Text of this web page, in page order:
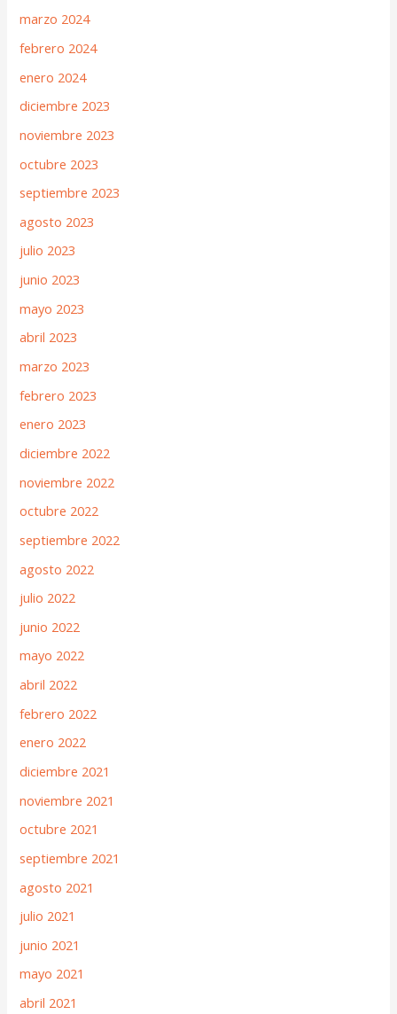
marzo 2024
febrero 2024
enero 2024
diciembre 2023
noviembre 2023
octubre 2023
septiembre 2023
agosto 2023
julio 2023
junio 2023
mayo 2023
abril 2023
marzo 2023
febrero 2023
enero 2023
diciembre 2022
noviembre 2022
octubre 2022
septiembre 2022
agosto 2022
julio 2022
junio 2022
mayo 2022
abril 2022
febrero 2022
enero 2022
diciembre 2021
noviembre 2021
octubre 2021
septiembre 2021
agosto 2021
julio 2021
junio 2021
mayo 2021
abril 2021